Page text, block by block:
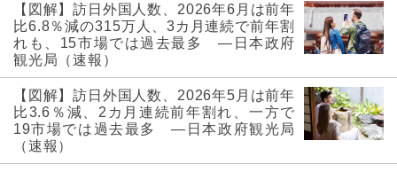
【図解】訪日外国人数、2026年6月は前年
比6.8％減の315万人、3カ月連続で前年割
れも、15市場では過去最多 ―日本政府
観光局（速報）
【図解】訪日外国人数、2026年5月は前年
比3.6％減、2カ月連続前年割れ、一方で
19市場では過去最多 ―日本政府観光局
（速報）